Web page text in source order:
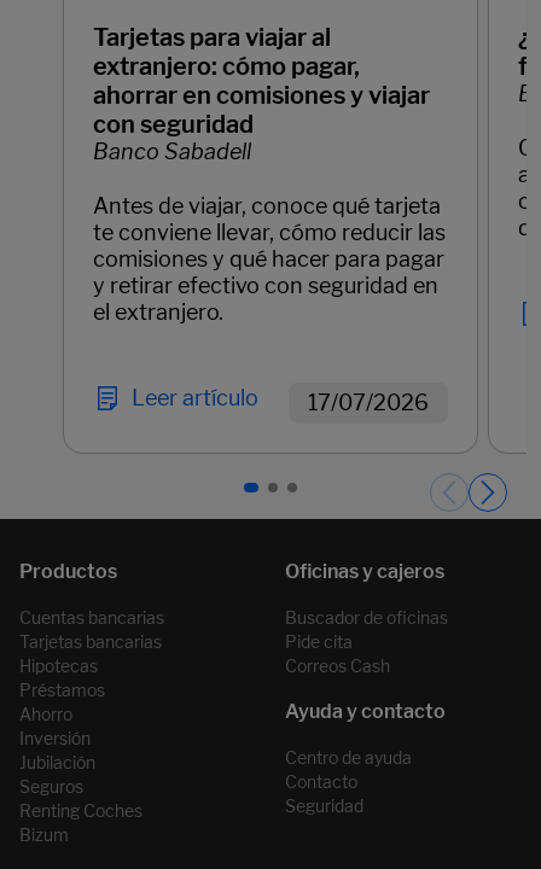
Tarjetas para viajar al
extranjero: cómo pagar,
ahorrar en comisiones y viajar
con seguridad
Banco Sabadell
Antes de viajar, conoce qué tarjeta
te conviene llevar, cómo reducir las
comisiones y qué hacer para pagar
y retirar efectivo con seguridad en
el extranjero.
Leer artículo 17/07/2026
Cuentas bancarias
Tarjetas bancarias
Hipotecas
Préstamos
Ahorro
Inversión
Jubilación
Seguros
Renting Coches
Bizum
Buscador de oficinas
Pide cita
Correos Cash
Centro de ayuda
Contacto
Seguridad